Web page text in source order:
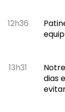
12h36
13h31
dias